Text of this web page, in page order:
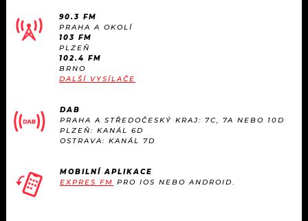
90.3 FM
PRAHA A OKOLÍ
103 FM
PLZEŇ
102.4 FM
BRNO
DALŠÍ VYSÍLAČE
DAB
PRAHA A STŘEDOČESKÝ KRAJ: 7C, 7A NEBO 10D
PLZEŇ: KANÁL 6D
OSTRAVA: KANÁL 7D
MOBILNÍ APLIKACE
EXPRES FM PRO IOS NEBO ANDROID.